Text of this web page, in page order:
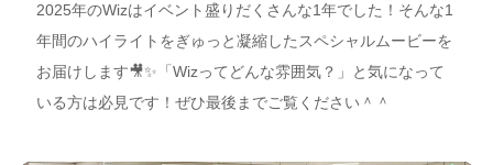
2025年のWizはイベント盛りだくさんな1年でした！そんな1
年間のハイライトをぎゅっと凝縮したスペシャルムービーを
お届けします🎥✨「Wizってどんな雰囲気？」と気になって
いる方は必見です！ぜひ最後までご覧ください＾＾